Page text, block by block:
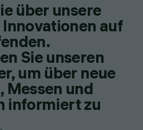
über unsere
auf
Sie unseren
um über neue
Messen und
informiert zu